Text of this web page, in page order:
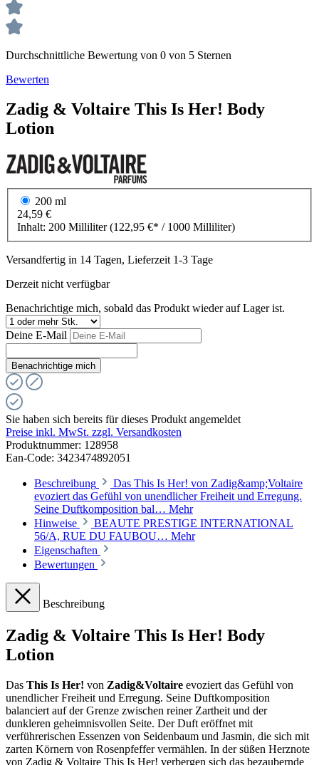
Durchschnittliche Bewertung von 0 von 5 Sternen
Bewerten
Zadig & Voltaire This Is Her! Body
Lotion
200 ml
24,59 €
Inhalt: 200 Milliliter(122,95 €* / 1000 Milliliter)
Versandfertig in 14 Tagen, Lieferzeit 1-3 Tage
Derzeit nicht verfügbar
Benachrichtige mich, sobald das Produkt wieder auf Lager ist.
Deine E-Mail
Benachrichtige mich
Sie haben sich bereits für dieses Produkt angemeldet
Preise inkl. MwSt. zzgl. Versandkosten
Produktnummer: 128958
Ean-Code: 3423474892051
Beschreibung
Das This Is Her! von Zadig&amp;Voltaire
evoziert das Gefühl von unendlicher Freiheit und Erregung.
Seine Duftkomposition bal… Mehr
Hinweise
BEAUTE PRESTIGE INTERNATIONAL
56/A, RUE DU FAUBOU… Mehr
Eigenschaften
Bewertungen
Beschreibung
Zadig & Voltaire This Is Her! Body
Lotion
Das This Is Her! von Zadig&Voltaire evoziert das Gefühl von
unendlicher Freiheit und Erregung. Seine Duftkomposition
balanciert auf der Grenze zwischen reiner Zartheit und der
dunkleren geheimnisvollen Seite. Der Duft eröffnet mit
verführerischen Essenzen von Seidenbaum und Jasmin, die sich mit
zarten Körnern von Rosenpfeffer vermählen. In der süßen Herznote
von Zadig & Voltaire This Is Her! verbergen sich das bezaubernde